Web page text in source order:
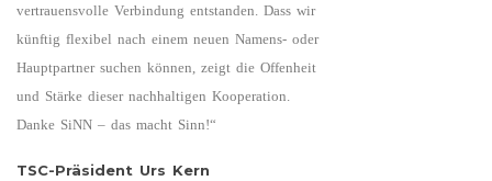
vertrauensvolle Verbindung entstanden. Dass wir
künftig flexibel nach einem neuen Namens- oder
Hauptpartner suchen können, zeigt die Offenheit
und Stärke dieser nachhaltigen Kooperation.
Danke SiNN – das macht Sinn!“
TSC-Präsident Urs Kern